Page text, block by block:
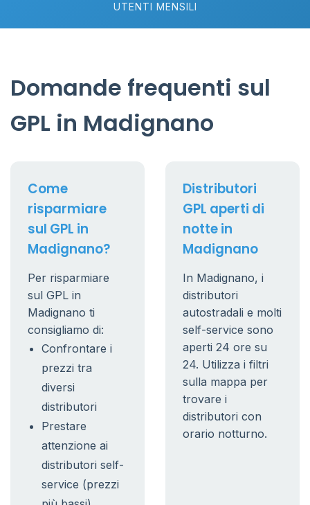
UTENTI MENSILI
Domande frequenti sul
GPL in Madignano
Come
risparmiare
sul GPL in
Madignano?
Per risparmiare
sul GPL in
Madignano ti
consigliamo di:
Confrontare i
prezzi tra
diversi
distributori
Prestare
attenzione ai
distributori self-
service (prezzi
Distributori
GPL aperti di
notte in
Madignano
In Madignano, i
distributori
autostradali e molti
self-service sono
aperti 24 ore su
24. Utilizza i filtri
sulla mappa per
trovare i
distributori con
orario notturno.